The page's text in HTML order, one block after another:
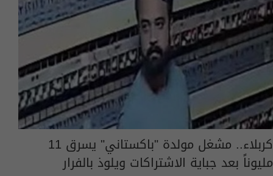
كربلاء.. مشغل مولدة "باكستاني" يسرق 11
مليوناً بعد جباية الاشتراكات ويلوذ بالفرار